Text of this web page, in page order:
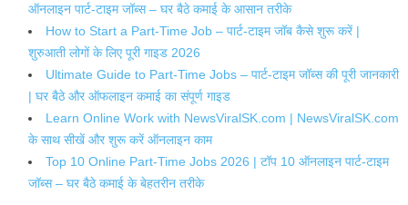
ऑनलाइन पार्ट-टाइम जॉब्स – घर बैठे कमाई के आसान तरीके
How to Start a Part-Time Job – पार्ट-टाइम जॉब कैसे शुरू करें |
शुरुआती लोगों के लिए पूरी गाइड 2026
Ultimate Guide to Part-Time Jobs – पार्ट-टाइम जॉब्स की पूरी जानकारी
| घर बैठे और ऑफलाइन कमाई का संपूर्ण गाइड
Learn Online Work with NewsViralSK.com | NewsViralSK.com
के साथ सीखें और शुरू करें ऑनलाइन काम
Top 10 Online Part-Time Jobs 2026 | टॉप 10 ऑनलाइन पार्ट-टाइम
जॉब्स – घर बैठे कमाई के बेहतरीन तरीके